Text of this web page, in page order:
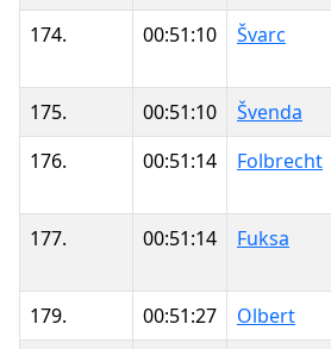
174.
00:51:10 Švarc
175. 00:51:10 Švenda
176.
00:51:14 Folbrecht
177. 00:51:14 Fuksa
179. 00:51:27 Olbert